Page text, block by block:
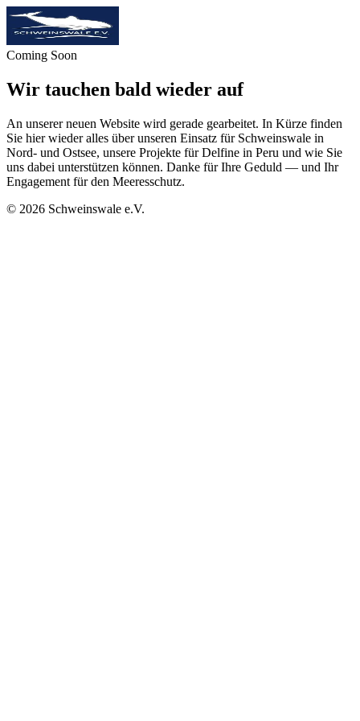
Coming Soon
Wir tauchen bald wieder auf
An unserer neuen Website wird gerade gearbeitet. In Kürze finden
Sie hier wieder alles über unseren Einsatz für Schweinswale in
Nord- und Ostsee, unsere Projekte für Delfine in Peru und wie Sie
uns dabei unterstützen können. Danke für Ihre Geduld — und Ihr
Engagement für den Meeresschutz.
© 2026 Schweinswale e.V.